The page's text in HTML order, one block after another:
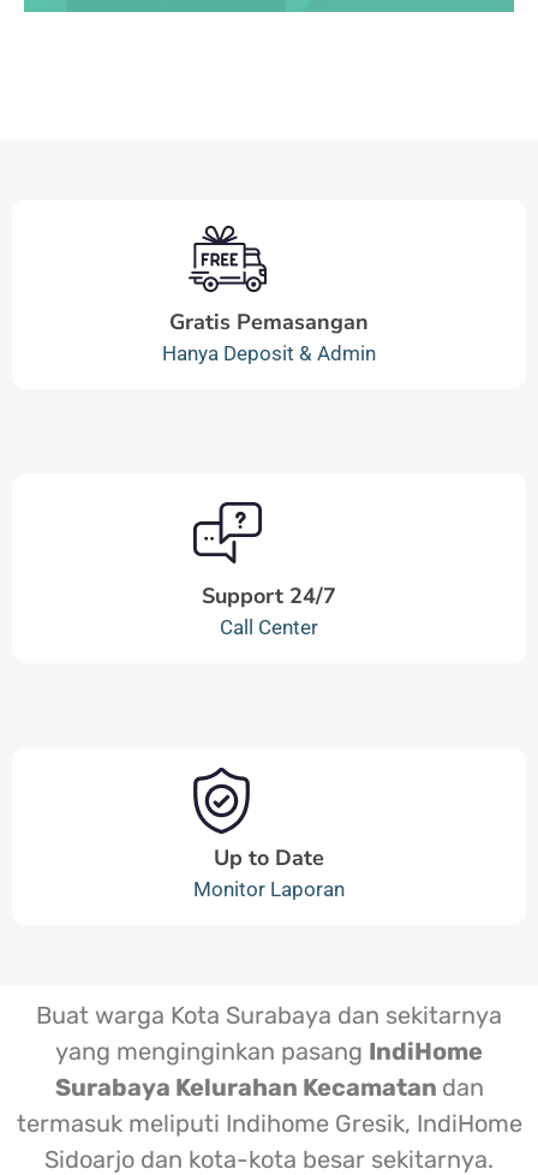
Gratis Pemasangan
Hanya Deposit & Admin
Support 24/7
Call Center
Up to Date
Monitor Laporan
Buat warga Kota Surabaya dan sekitarnya
yang menginginkan pasang IndiHome
Surabaya Kelurahan Kecamatan dan
termasuk meliputi Indihome Gresik, IndiHome
Sidoarjo dan kota-kota besar sekitarnya.